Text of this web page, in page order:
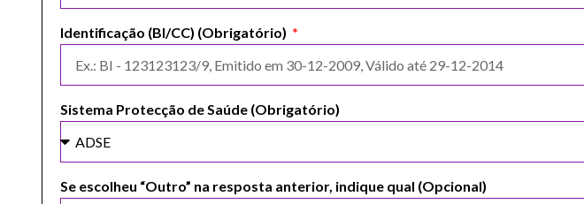
Identificação (BI/CC) (Obrigatório)
Sistema Protecção de Saúde (Obrigatório)
Se escolheu “Outro” na resposta anterior, indique qual (Opcional)